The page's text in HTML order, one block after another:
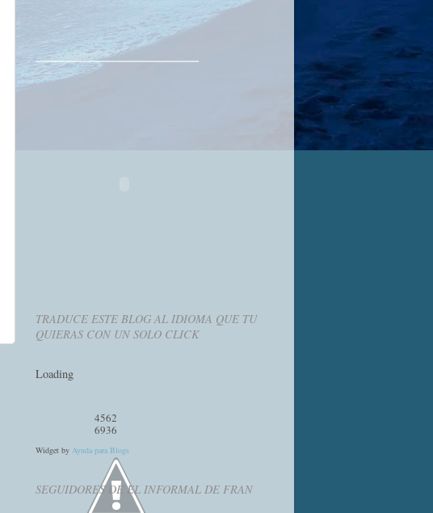
TRADUCE ESTE BLOG AL IDIOMA QUE TU
QUIERAS CON UN SOLO CLICK
Loading
4562
6936
Widget by Ayuda para Blogs
SEGUIDORES DE EL INFORMAL DE FRAN